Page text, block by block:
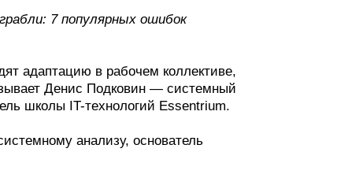
7 популярных ошибок
адаптацию в рабочем коллективе,
Денис Подковин — системный
школы IT-технологий Essentrium.
анализу, основатель